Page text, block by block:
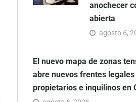
anochecer
abierta
agosto 6,
El nuevo mapa de zonas
abre nuevos frentes legales
propietarios e inquilinos en